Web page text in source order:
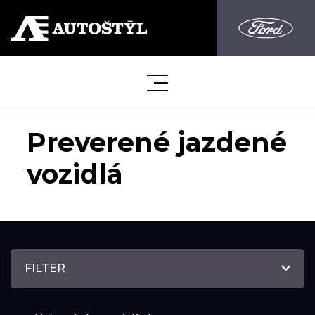
Preverené jazdené
vozidlá
FILTER